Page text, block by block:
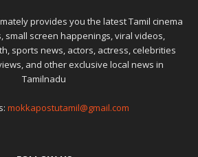
provides you the latest Tamil cinema
small screen happenings, viral videos,
sports news, actors, actress, celebrities
and other exclusive local news in
Tamilnadu
mokkapostutamil@gmail.com